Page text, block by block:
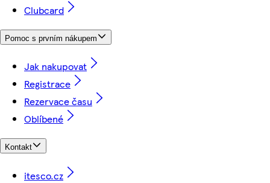
Clubcard
Pomoc s prvním nákupem
Jak nakupovat
Registrace
Rezervace času
Oblíbené
Kontakt
itesco.cz